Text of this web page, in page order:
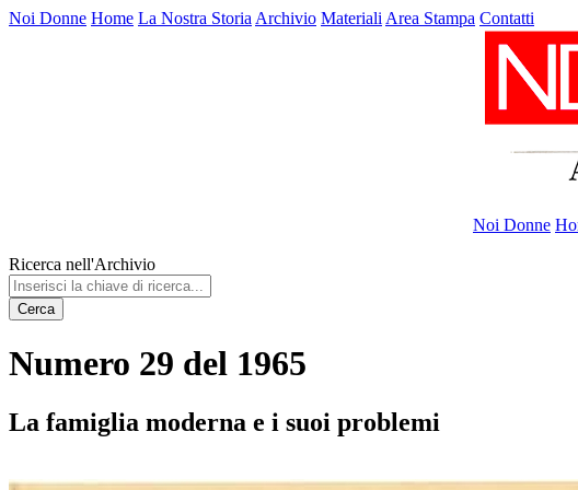
Noi Donne Home La Nostra Storia Archivio Materiali Area Stampa Contatti
Noi Donne
Ricerca nell'Archivio
Cerca
Numero 29 del 1965
La famiglia moderna e i suoi problemi